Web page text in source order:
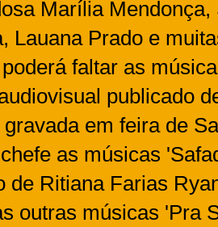
Marília Mendonça,
Lauana Prado e
faltar as
publicado
em feira de
as músicas
de Ritiana Farias
outras músicas 'Pra